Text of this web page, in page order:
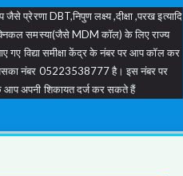
जैसे प्रेरणा DBT,निपुण लक्ष्य ,दीक्षा ,परख इत्यादि
समस्या(जैसे MDM कॉल) के लिए राज्य
गए विद्या समीक्षा केंद्र के नंबर पर आप कॉल कर
नंबर 05223538777 है। इस नंबर पर
अपनी शिकायत दर्ज कर सकते हैं